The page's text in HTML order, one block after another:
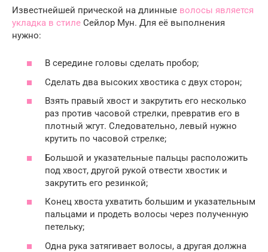
Известнейшей прической на длинные волосы является
укладка в стиле Сейлор Мун. Для её выполнения
нужно:
В середине головы сделать пробор;
Сделать два высоких хвостика с двух сторон;
Взять правый хвост и закрутить его несколько
раз против часовой стрелки, превратив его в
плотный жгут. Следовательно, левый нужно
крутить по часовой стрелке;
Большой и указательные пальцы расположить
под хвост, другой рукой отвести хвостик и
закрутить его резинкой;
Конец хвоста ухватить большим и указательным
пальцами и продеть волосы через полученную
петельку;
Одна рука затягивает волосы, а другая должна